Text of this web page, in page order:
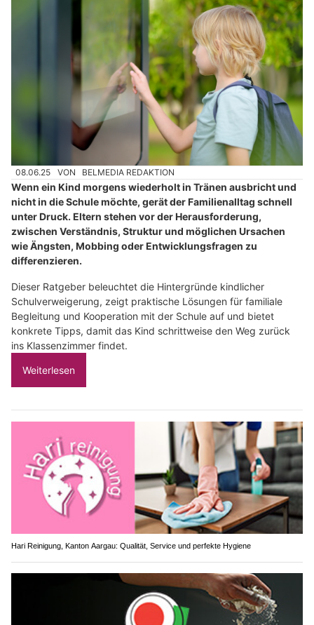
08.06.25 VON BELMEDIA REDAKTION
Wenn ein Kind morgens wiederholt in Tränen ausbricht und
nicht in die Schule möchte, gerät der Familienalltag schnell
unter Druck. Eltern stehen vor der Herausforderung,
zwischen Verständnis, Struktur und möglichen Ursachen
wie Ängsten, Mobbing oder Entwicklungsfragen zu
differenzieren.
Dieser Ratgeber beleuchtet die Hintergründe kindlicher
Schulverweigerung, zeigt praktische Lösungen für familiale
Begleitung und Kooperation mit der Schule auf und bietet
konkrete Tipps, damit das Kind schrittweise den Weg zurück
ins Klassenzimmer findet.
Weiterlesen
Hari Reinigung, Kanton Aargau: Qualität, Service und perfekte Hygiene